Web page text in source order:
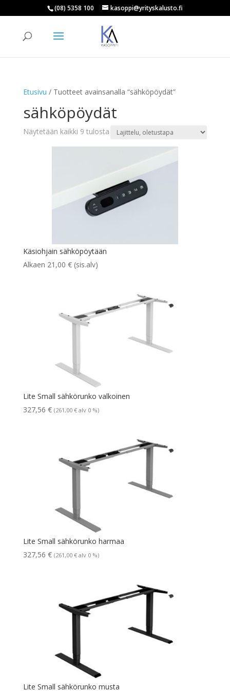
(08) 5358 100 kasoppi@yrityskalusto.fi
Etusivu / Tuotteet avainsanalla “sähköpöydät”
sähköpöydät
Näytetään kaikki 9 tulosta
Käsiohjain sähköpöytään
Alkaen 21,00 €(sis.alv)
Lite Small sähkörunko valkoinen
327,56 € (261,00 €alv 0 %)
Lite Small sähkörunko harmaa
327,56 € (261,00 €alv 0 %)
Lite Small sähkörunko musta